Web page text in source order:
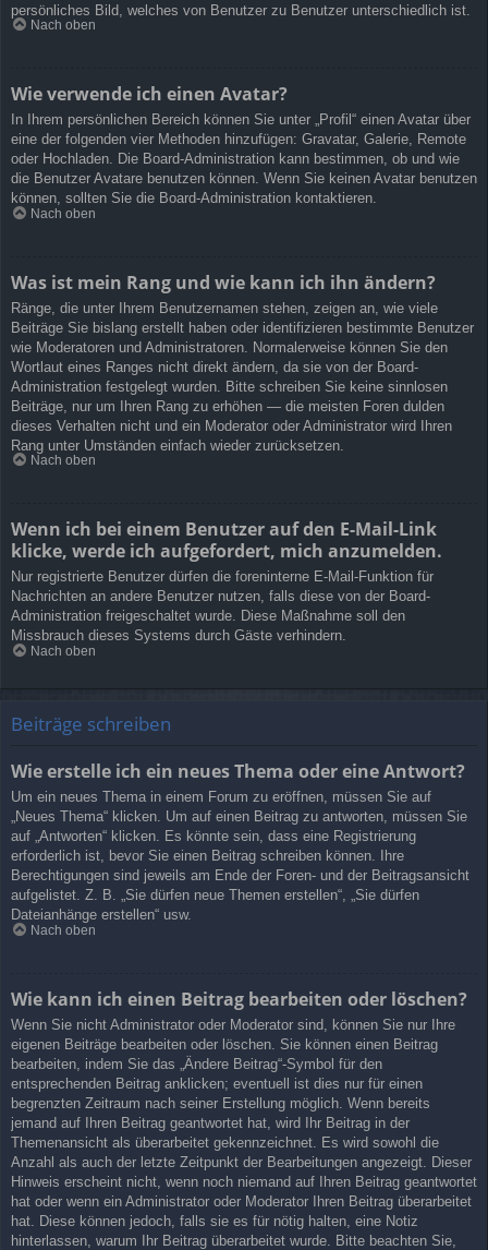
persönliches Bild, welches von Benutzer zu Benutzer unterschiedlich ist.
Nach oben
Wie verwende ich einen Avatar?
In Ihrem persönlichen Bereich können Sie unter „Profil“ einen Avatar über
eine der folgenden vier Methoden hinzufügen: Gravatar, Galerie, Remote
oder Hochladen. Die Board-Administration kann bestimmen, ob und wie
die Benutzer Avatare benutzen können. Wenn Sie keinen Avatar benutzen
können, sollten Sie die Board-Administration kontaktieren.
Nach oben
Was ist mein Rang und wie kann ich ihn ändern?
Ränge, die unter Ihrem Benutzernamen stehen, zeigen an, wie viele
Beiträge Sie bislang erstellt haben oder identifizieren bestimmte Benutzer
wie Moderatoren und Administratoren. Normalerweise können Sie den
Wortlaut eines Ranges nicht direkt ändern, da sie von der Board-
Administration festgelegt wurden. Bitte schreiben Sie keine sinnlosen
Beiträge, nur um Ihren Rang zu erhöhen — die meisten Foren dulden
dieses Verhalten nicht und ein Moderator oder Administrator wird Ihren
Rang unter Umständen einfach wieder zurücksetzen.
Nach oben
Wenn ich bei einem Benutzer auf den E-Mail-Link
klicke, werde ich aufgefordert, mich anzumelden.
Nur registrierte Benutzer dürfen die foreninterne E-Mail-Funktion für
Nachrichten an andere Benutzer nutzen, falls diese von der Board-
Administration freigeschaltet wurde. Diese Maßnahme soll den
Missbrauch dieses Systems durch Gäste verhindern.
Nach oben
Beiträge schreiben
Wie erstelle ich ein neues Thema oder eine Antwort?
Um ein neues Thema in einem Forum zu eröffnen, müssen Sie auf
„Neues Thema“ klicken. Um auf einen Beitrag zu antworten, müssen Sie
auf „Antworten“ klicken. Es könnte sein, dass eine Registrierung
erforderlich ist, bevor Sie einen Beitrag schreiben können. Ihre
Berechtigungen sind jeweils am Ende der Foren- und der Beitragsansicht
aufgelistet. Z. B. „Sie dürfen neue Themen erstellen“, „Sie dürfen
Dateianhänge erstellen“ usw.
Nach oben
Wie kann ich einen Beitrag bearbeiten oder löschen?
Wenn Sie nicht Administrator oder Moderator sind, können Sie nur Ihre
eigenen Beiträge bearbeiten oder löschen. Sie können einen Beitrag
bearbeiten, indem Sie das „Ändere Beitrag“-Symbol für den
entsprechenden Beitrag anklicken; eventuell ist dies nur für einen
begrenzten Zeitraum nach seiner Erstellung möglich. Wenn bereits
jemand auf Ihren Beitrag geantwortet hat, wird Ihr Beitrag in der
Themenansicht als überarbeitet gekennzeichnet. Es wird sowohl die
Anzahl als auch der letzte Zeitpunkt der Bearbeitungen angezeigt. Dieser
Hinweis erscheint nicht, wenn noch niemand auf Ihren Beitrag geantwortet
hat oder wenn ein Administrator oder Moderator Ihren Beitrag überarbeitet
hat. Diese können jedoch, falls sie es für nötig halten, eine Notiz
hinterlassen, warum Ihr Beitrag überarbeitet wurde. Bitte beachten Sie,